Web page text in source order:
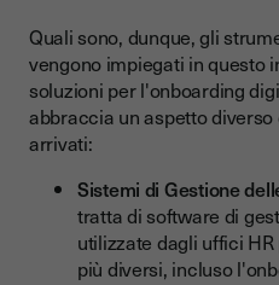
Quali sono, dunque, gli
vengono impiegati in questo
soluzioni per l'onboarding
abbraccia un aspetto
arrivati:
Sistemi di Gestione
tratta di software di
utilizzate dagli uffici
più diversi, incluso